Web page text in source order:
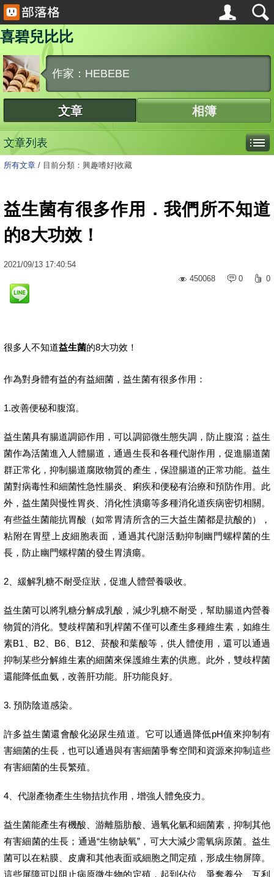
喜碧兒比比
作家：HEBEBE
文章 相簿
文章列表
所有文章 / 目前分類：興趣嗜好|收藏
益生菌有很多作用．我們所不知道
的8大功效！
2021/09/13 17:40:54
450068
0 0
很多人不知道益生菌的8大功效！
作為對身體有益的有益細菌，益生菌有很多作用：
1.改善便秘和腹瀉。
益生菌具有腸道調節作用，可以調節微生態失調，防止腹瀉；益生
菌作為活菌進入人體腸道，通過生長和各種代謝作用，促進腸道菌
群正常化，抑制腸道腐敗物質的產生，保證腸道的正常功能。益生
菌對病毒性和細菌性急性腸炎、痢疾和便秘有治療和預防作用。此
外，益生菌與慢性胃炎、消化性潰瘍等多種消化道疾病密切相關。
有些益生菌能抗胃酸（如常胃清所含的三大益生菌都是抗酸的），
粘附在胃壁上皮細胞表面，通過其代謝活動抑制幽門螺桿菌的生
長，防止幽門螺桿菌的發生胃潰瘍。
2、緩解乳糖不耐受症狀，促進人體營養吸收。
益生菌可以將乳糖分解成乳酸，減少乳糖不耐受，幫助腸道內營養
物質的消化。雙歧桿菌和乳桿菌不僅可以產生多種維生素，如維生
素B1、B2、B6、B12、菸酸和葉酸等，供人體使用，還可以通過
抑制某些分解維生素的細菌來保護維生素的供應。此外，雙歧桿菌
還能降低血氨，改善肝功能。肝功能良好。
3. 預防陰道感染。
許多益生菌還會酸化泌尿生殖道。它可以通過降低pH值來抑制有
害細菌的生長，也可以通過與有害細菌爭奪空間和資源來抑制這些
有害細菌的生長繁殖。
4、代謝產物產生生物拮抗作用，增強人體免疫力。
益生菌能產生有機酸、游離脂肪酸、過氧化氫和細菌素，抑制其他
有害細菌的生長；通過“生物缺氧”，可大大減少需氧病原菌。益生
菌可以在粘膜、皮膚和其他表面或細胞之間定殖，形成生物屏障。
這些屏障可以阻止病原微生物的定殖，起到佔位、爭奪養分、互利